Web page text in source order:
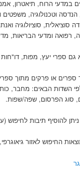
במדעי הרוח, תיאטרון,
הנדסה וטכנולוגיה, משפטים
סוציאלית, סוציולוגיה
רפואה ומדעי הבריאות,
גם ספרי יעץ, מפות,
ספרים או פרקים מתוך
השדות הבאים: מחבר,
סוג הפרסום, שפה/שפות.
להוסיף תיבות לחיפוש
החיפוש לאזור